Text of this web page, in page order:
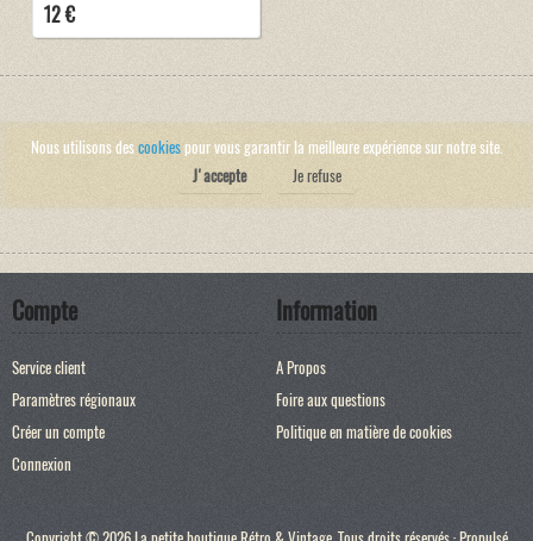
12 €
Nous utilisons descookiespour vous garantir la meilleure expérience sur notre site.
J'accepte
Je refuse
Compte
Service client
Paramètres régionaux
Créer un compte
Connexion
Information
A Propos
Foire aux questions
Politique en matière de cookies